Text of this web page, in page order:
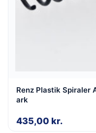
Renz Plastik Spiraler
ark
435,00 kr.